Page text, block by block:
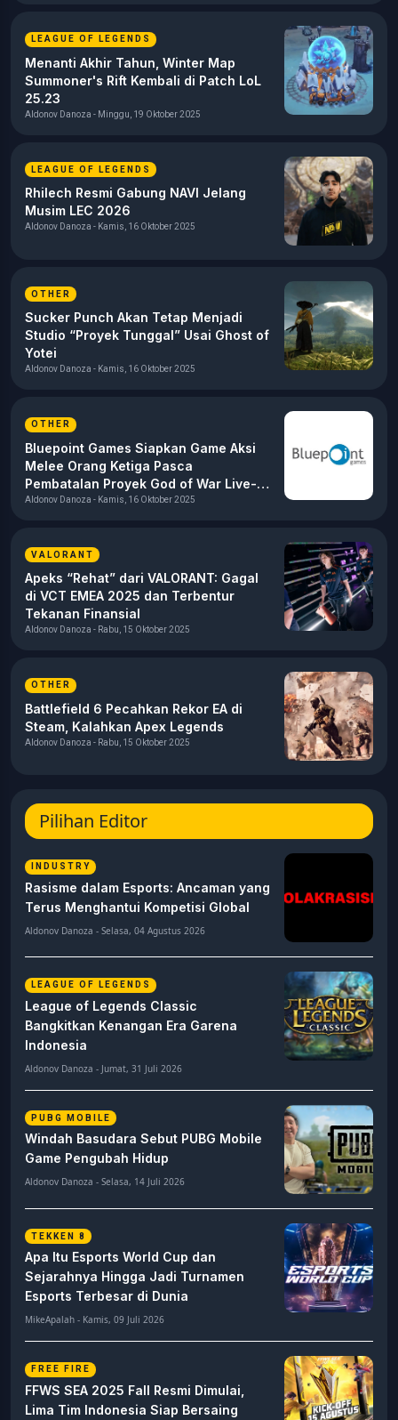
LEAGUE OF LEGENDS
Menanti Akhir Tahun, Winter Map
Summoner's Rift Kembali di Patch LoL
25.23
Aldonov Danoza - Minggu, 19 Oktober 2025
LEAGUE OF LEGENDS
Rhilech Resmi Gabung NAVI Jelang
Musim LEC 2026
Aldonov Danoza - Kamis, 16 Oktober 2025
OTHER
Sucker Punch Akan Tetap Menjadi
Studio “Proyek Tunggal” Usai Ghost of
Yotei
Aldonov Danoza - Kamis, 16 Oktober 2025
OTHER
Bluepoint Games Siapkan Game Aksi
Melee Orang Ketiga Pasca
Pembatalan Proyek God of War Live-
Service
Aldonov Danoza - Kamis, 16 Oktober 2025
VALORANT
Apeks “Rehat” dari VALORANT: Gagal
di VCT EMEA 2025 dan Terbentur
Tekanan Finansial
Aldonov Danoza - Rabu, 15 Oktober 2025
OTHER
Battlefield 6 Pecahkan Rekor EA di
Steam, Kalahkan Apex Legends
Aldonov Danoza - Rabu, 15 Oktober 2025
Pilihan Editor
INDUSTRY
Rasisme dalam Esports: Ancaman yang
Terus Menghantui Kompetisi Global
Aldonov Danoza - Selasa, 04 Agustus 2026
LEAGUE OF LEGENDS
League of Legends Classic
Bangkitkan Kenangan Era Garena
Indonesia
Aldonov Danoza - Jumat, 31 Juli 2026
PUBG MOBILE
Windah Basudara Sebut PUBG Mobile
Game Pengubah Hidup
Aldonov Danoza - Selasa, 14 Juli 2026
TEKKEN 8
Apa Itu Esports World Cup dan
Sejarahnya Hingga Jadi Turnamen
Esports Terbesar di Dunia
MikeApalah - Kamis, 09 Juli 2026
FREE FIRE
FFWS SEA 2025 Fall Resmi Dimulai,
Lima Tim Indonesia Siap Bersaing